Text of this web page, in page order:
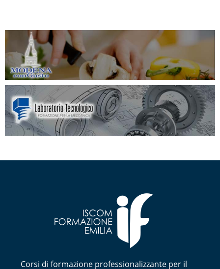
Corsi di formazione professionalizzante per il